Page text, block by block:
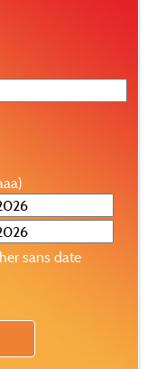
sans date